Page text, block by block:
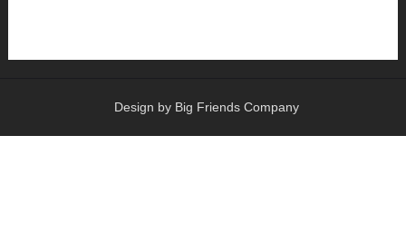
Design by Big Friends Company